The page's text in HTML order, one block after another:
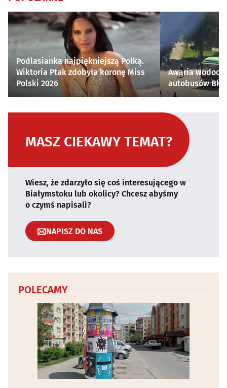
Podlasianka najpiękniejszą Polką.
Wiktoria Ptak zdobyła koronę Miss
Polski 2026
Awaria
autobusów
MASZ CIEKAWY TEMAT?
Wiesz, że zdarzyło się coś interesującego w
Białymstoku lub okolicy? Chcesz abyśmy
o czymś napisali?
NAPISZ DO NAS
POLECAMY